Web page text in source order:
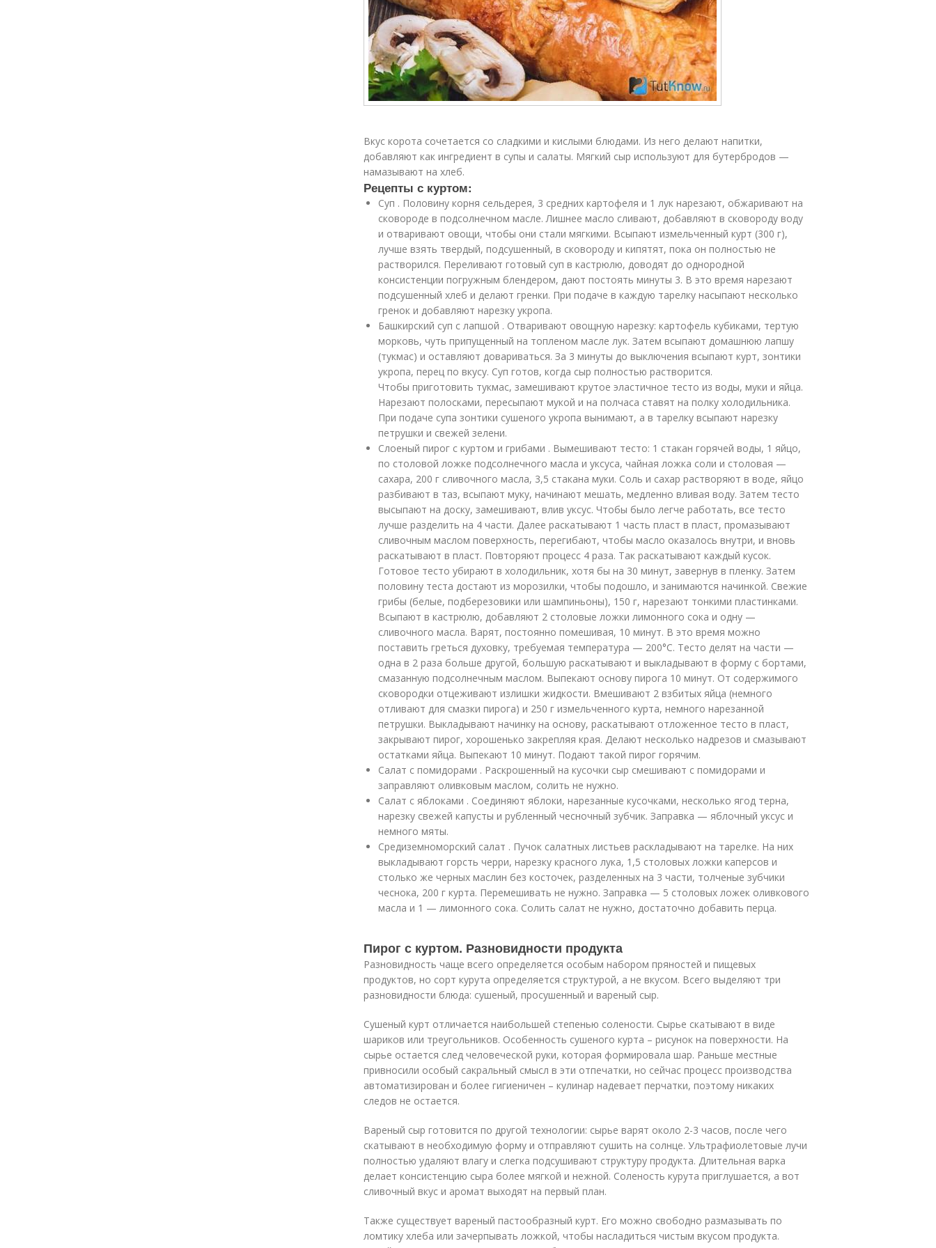
Вкус корота сочетается со сладкими и кислыми блюдами. Из него делают напитки,
добавляют как ингредиент в супы и салаты. Мягкий сыр используют для бутербродов —
намазывают на хлеб.
Рецепты с куртом:
Суп . Половину корня сельдерея, 3 средних картофеля и 1 лук нарезают, обжаривают на
сковороде в подсолнечном масле. Лишнее масло сливают, добавляют в сковороду воду
и отваривают овощи, чтобы они стали мягкими. Всыпают измельченный курт (300 г),
лучше взять твердый, подсушенный, в сковороду и кипятят, пока он полностью не
растворился. Переливают готовый суп в кастрюлю, доводят до однородной
консистенции погружным блендером, дают постоять минуты 3. В это время нарезают
подсушенный хлеб и делают гренки. При подаче в каждую тарелку насыпают несколько
гренок и добавляют нарезку укропа.
Башкирский суп с лапшой . Отваривают овощную нарезку: картофель кубиками, тертую
морковь, чуть припущенный на топленом масле лук. Затем всыпают домашнюю лапшу
(тукмас) и оставляют довариваться. За 3 минуты до выключения всыпают курт, зонтики
укропа, перец по вкусу. Суп готов, когда сыр полностью растворится.
Чтобы приготовить тукмас, замешивают крутое эластичное тесто из воды, муки и яйца.
Нарезают полосками, пересыпают мукой и на полчаса ставят на полку холодильника.
При подаче супа зонтики сушеного укропа вынимают, а в тарелку всыпают нарезку
петрушки и свежей зелени.
Слоеный пирог с куртом и грибами . Вымешивают тесто: 1 стакан горячей воды, 1 яйцо,
по столовой ложке подсолнечного масла и уксуса, чайная ложка соли и столовая —
сахара, 200 г сливочного масла, 3,5 стакана муки. Соль и сахар растворяют в воде, яйцо
разбивают в таз, всыпают муку, начинают мешать, медленно вливая воду. Затем тесто
высыпают на доску, замешивают, влив уксус. Чтобы было легче работать, все тесто
лучше разделить на 4 части. Далее раскатывают 1 часть пласт в пласт, промазывают
сливочным маслом поверхность, перегибают, чтобы масло оказалось внутри, и вновь
раскатывают в пласт. Повторяют процесс 4 раза. Так раскатывают каждый кусок.
Готовое тесто убирают в холодильник, хотя бы на 30 минут, завернув в пленку. Затем
половину теста достают из морозилки, чтобы подошло, и занимаются начинкой. Свежие
грибы (белые, подберезовики или шампиньоны), 150 г, нарезают тонкими пластинками.
Всыпают в кастрюлю, добавляют 2 столовые ложки лимонного сока и одну —
сливочного масла. Варят, постоянно помешивая, 10 минут. В это время можно
поставить греться духовку, требуемая температура — 200°С. Тесто делят на части —
одна в 2 раза больше другой, большую раскатывают и выкладывают в форму с бортами,
смазанную подсолнечным маслом. Выпекают основу пирога 10 минут. От содержимого
сковородки отцеживают излишки жидкости. Вмешивают 2 взбитых яйца (немного
отливают для смазки пирога) и 250 г измельченного курта, немного нарезанной
петрушки. Выкладывают начинку на основу, раскатывают отложенное тесто в пласт,
закрывают пирог, хорошенько закрепляя края. Делают несколько надрезов и смазывают
остатками яйца. Выпекают 10 минут. Подают такой пирог горячим.
Салат с помидорами . Раскрошенный на кусочки сыр смешивают с помидорами и
заправляют оливковым маслом, солить не нужно.
Салат с яблоками . Соединяют яблоки, нарезанные кусочками, несколько ягод терна,
нарезку свежей капусты и рубленный чесночный зубчик. Заправка — яблочный уксус и
немного мяты.
Средиземноморский салат . Пучок салатных листьев раскладывают на тарелке. На них
выкладывают горсть черри, нарезку красного лука, 1,5 столовых ложки каперсов и
столько же черных маслин без косточек, разделенных на 3 части, толченые зубчики
чеснока, 200 г курта. Перемешивать не нужно. Заправка — 5 столовых ложек оливкового
масла и 1 — лимонного сока. Солить салат не нужно, достаточно добавить перца.
Пирог с куртом. Разновидности продукта
Разновидность чаще всего определяется особым набором пряностей и пищевых
продуктов, но сорт курута определяется структурой, а не вкусом. Всего выделяют три
разновидности блюда: сушеный, просушенный и вареный сыр.
Сушеный курт отличается наибольшей степенью солености. Сырье скатывают в виде
шариков или треугольников. Особенность сушеного курта – рисунок на поверхности. На
сырье остается след человеческой руки, которая формировала шар. Раньше местные
привносили особый сакральный смысл в эти отпечатки, но сейчас процесс производства
автоматизирован и более гигиеничен – кулинар надевает перчатки, поэтому никаких
следов не остается.
Вареный сыр готовится по другой технологии: сырье варят около 2-3 часов, после чего
скатывают в необходимую форму и отправляют сушить на солнце. Ультрафиолетовые лучи
полностью удаляют влагу и слегка подсушивают структуру продукта. Длительная варка
делает консистенцию сыра более мягкой и нежной. Соленость курута приглушается, а вот
сливочный вкус и аромат выходят на первый план.
Также существует вареный пастообразный курт. Его можно свободно размазывать по
ломтику хлеба или зачерпывать ложкой, чтобы насладиться чистым вкусом продукта.